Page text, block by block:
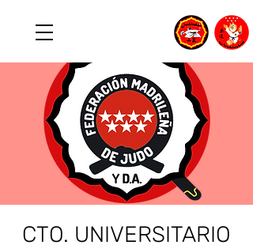
CTO. UNIVERSITARIO